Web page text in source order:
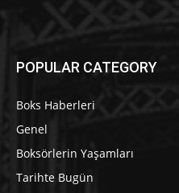
POPULAR CATEGORY
Boks Haberleri
Genel
Boksörlerin Yaşamları
Tarihte Bugün